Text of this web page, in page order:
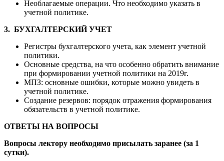
Необлагаемые операции. Что необходимо указать в
учетной политике.
3. БУХГАЛТЕРСКИЙ УЧЕТ
Регистры бухгалтерского учета, как элемент учетной
политики.
Основные средства, на что особенно обратить внимание
при формировании учетной политики на 2019г.
МПЗ: основные ошибки, которые можно увидеть в
учетной политике.
Создание резервов: порядок отражения формирования
обязательств в учетной политике.
ОТВЕТЫ НА ВОПРОСЫ
Вопросы лектору необходимо присылать заранее (за 1
сутки).